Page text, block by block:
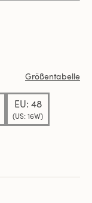
Größentabelle
EU: 48
(US: 16W)